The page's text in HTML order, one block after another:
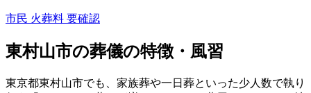
市民 火葬料 要確認
東村山市の葬儀の特徴・風習
東京都東村山市でも、家族葬や一日葬といった少人数で執り